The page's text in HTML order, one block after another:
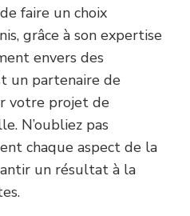
faire un choix
grâce à son expertise
envers des
un partenaire de
votre projet de
N’oubliez pas
chaque aspect de la
un résultat à la